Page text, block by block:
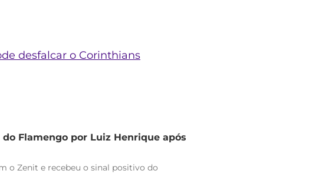
desfalcar o Corinthians
Flamengo por Luiz Henrique após
o Zenit e recebeu o sinal positivo do